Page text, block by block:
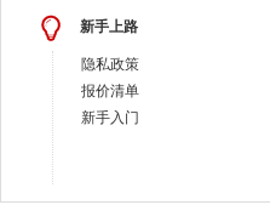
新手上路
隐私政策
报价清单
新手入门